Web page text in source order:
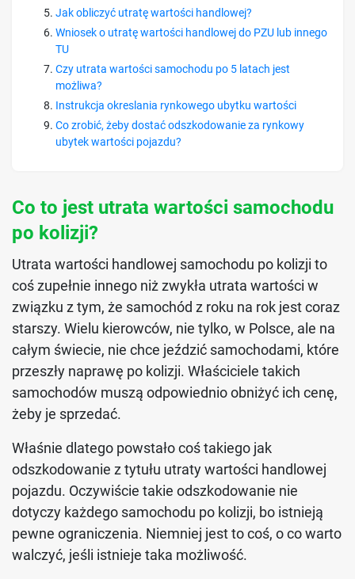
Jak obliczyć utratę wartości handlowej?
Wniosek o utratę wartości handlowej do PZU lub innego
TU
Czy utrata wartości samochodu po 5 latach jest
możliwa?
Instrukcja okreslania rynkowego ubytku wartości
Co zrobić, żeby dostać odszkodowanie za rynkowy
ubytek wartości pojazdu?
Co to jest utrata wartości samochodu
po kolizji?
Utrata wartości handlowej samochodu po kolizji to
coś zupełnie innego niż zwykła utrata wartości w
związku z tym, że samochód z roku na rok jest coraz
starszy. Wielu kierowców, nie tylko, w Polsce, ale na
całym świecie, nie chce jeździć samochodami, które
przeszły naprawę po kolizji. Właściciele takich
samochodów muszą odpowiednio obniżyć ich cenę,
żeby je sprzedać.
Właśnie dlatego powstało coś takiego jak
odszkodowanie z tytułu utraty wartości handlowej
pojazdu. Oczywiście takie odszkodowanie nie
dotyczy każdego samochodu po kolizji, bo istnieją
pewne ograniczenia. Niemniej jest to coś, o co warto
walczyć, jeśli istnieje taka możliwość.